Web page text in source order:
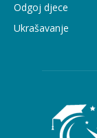
Odgoj djece
Ukrašavanje